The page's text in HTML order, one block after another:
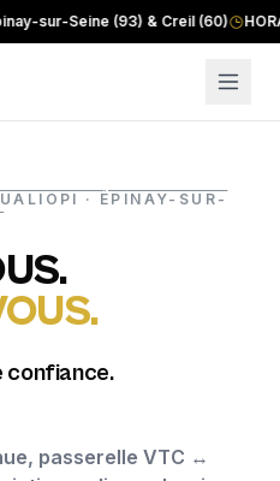
Seine (93) & Creil (60) HORAIRES
· ÉPINAY-SUR-
confiance.
passerelle VTC ↔